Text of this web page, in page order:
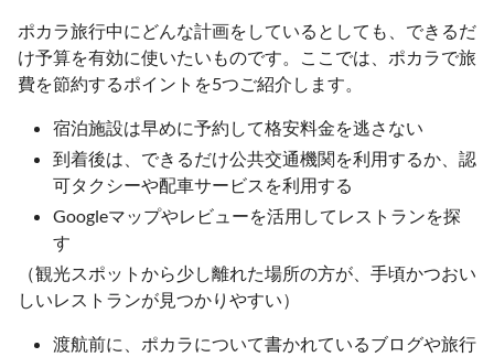
ポカラ旅行中にどんな計画をしているとしても、できるだ
け予算を有効に使いたいものです。ここでは、ポカラで旅
費を節約するポイントを5つご紹介します。
宿泊施設は早めに予約して格安料金を逃さない
到着後は、できるだけ公共交通機関を利用するか、認
可タクシーや配車サービスを利用する
Googleマップやレビューを活用してレストランを探
す
（観光スポットから少し離れた場所の方が、手頃かつおい
しいレストランが見つかりやすい）
渡航前に、ポカラについて書かれているブログや旅行